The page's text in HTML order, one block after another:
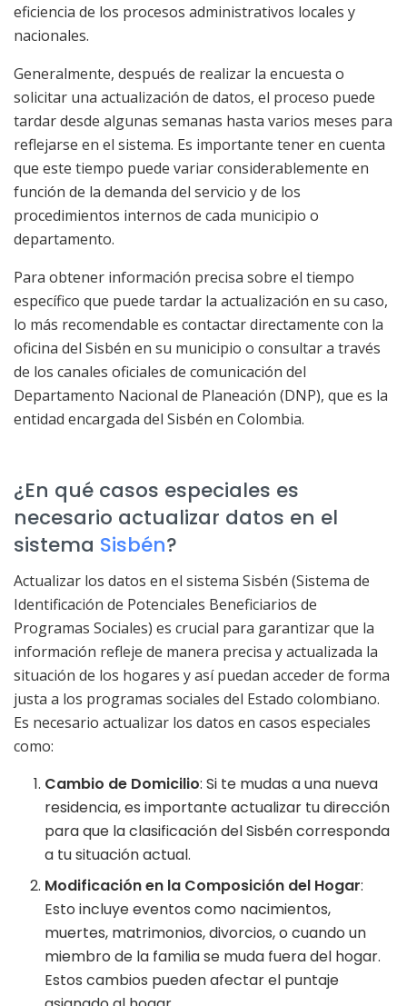
eficiencia de los procesos administrativos locales y
nacionales.
Generalmente, después de realizar la encuesta o
solicitar una actualización de datos, el proceso puede
tardar desde algunas semanas hasta varios meses para
reflejarse en el sistema. Es importante tener en cuenta
que este tiempo puede variar considerablemente en
función de la demanda del servicio y de los
procedimientos internos de cada municipio o
departamento.
Para obtener información precisa sobre el tiempo
específico que puede tardar la actualización en su caso,
lo más recomendable es contactar directamente con la
oficina del Sisbén en su municipio o consultar a través
de los canales oficiales de comunicación del
Departamento Nacional de Planeación (DNP), que es la
entidad encargada del Sisbén en Colombia.
¿En qué casos especiales es
necesario actualizar datos en el
sistema Sisbén?
Actualizar los datos en el sistema Sisbén (Sistema de
Identificación de Potenciales Beneficiarios de
Programas Sociales) es crucial para garantizar que la
información refleje de manera precisa y actualizada la
situación de los hogares y así puedan acceder de forma
justa a los programas sociales del Estado colombiano.
Es necesario actualizar los datos en casos especiales
como:
Cambio de Domicilio: Si te mudas a una nueva
residencia, es importante actualizar tu dirección
para que la clasificación del Sisbén corresponda
a tu situación actual.
Modificación en la Composición del Hogar:
Esto incluye eventos como nacimientos,
muertes, matrimonios, divorcios, o cuando un
miembro de la familia se muda fuera del hogar.
Estos cambios pueden afectar el puntaje